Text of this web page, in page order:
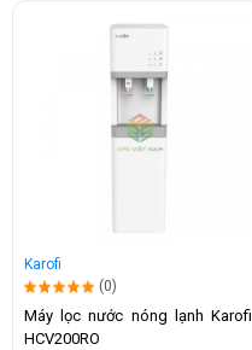
Karofi
(0)
Máy lọc nước nóng lạnh Karofi
HCV200RO